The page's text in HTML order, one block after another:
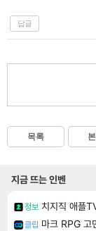
답글
목록
지금 뜨는 인벤
정보 치지직 애플
클립 마크 RPG 고